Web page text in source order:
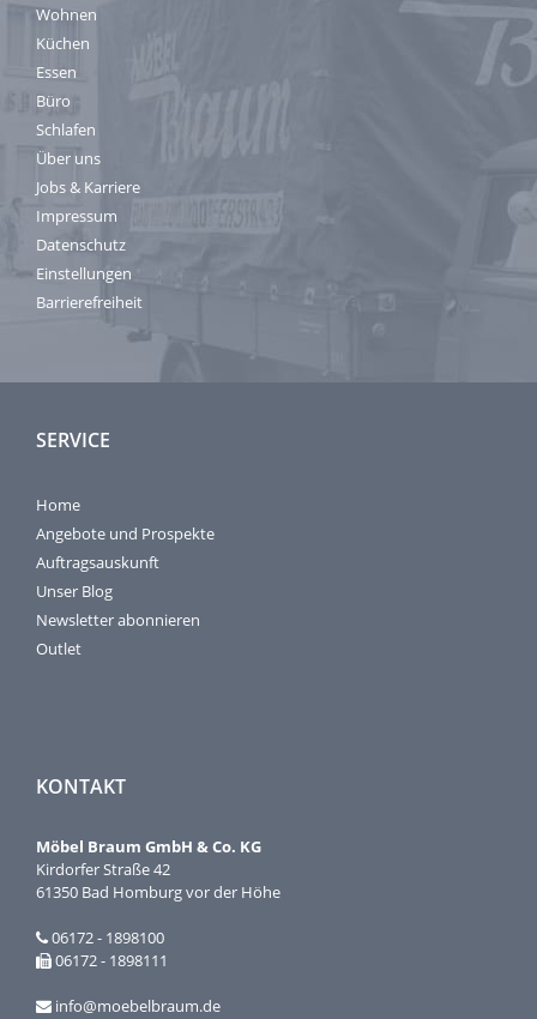
Wohnen
Küchen
Essen
Büro
Schlafen
Über uns
Jobs & Karriere
Impressum
Datenschutz
Einstellungen
Barrierefreiheit
SERVICE
Home
Angebote und Prospekte
Auftragsauskunft
Unser Blog
Newsletter abonnieren
Outlet
KONTAKT
Möbel Braum GmbH & Co. KG
Kirdorfer Straße 42
61350 Bad Homburg vor der Höhe
06172 - 1898100
06172 - 1898111
info@moebelbraum.de